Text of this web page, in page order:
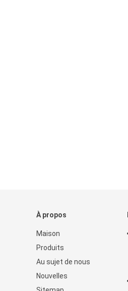
À propos
Maison
Produits
Au sujet de nous
Nouvelles